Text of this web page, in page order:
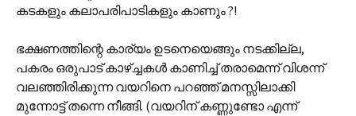
കടകളും കലാപരിപാടികളും കാണും ?!
ഭക്ഷണത്തിന്റെ കാര്യം ഉടനെയെങ്ങും നടക്കില്ല,
പകരം ഒരുപാട് കാഴ്ച്ചകള്‍ കാണിച്ച് തരാമെന്ന് വിശന്ന്
വലഞ്ഞിരിക്കുന്ന വയറിനെ പറഞ്ഞ് മനസ്സിലാക്കി
മുന്നോട്ട് തന്നെ നീങ്ങി. (വയറിന് കണ്ണുണ്ടോ എന്ന്